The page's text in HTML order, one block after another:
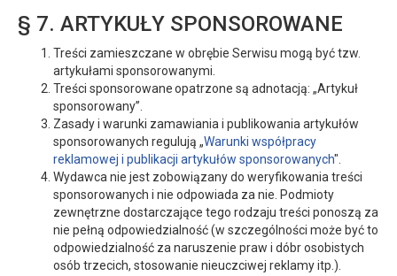
§ 7. ARTYKUŁY SPONSOROWANE
Treści zamieszczane w obrębie Serwisu mogą być tzw.
artykułami sponsorowanymi.
Treści sponsorowane opatrzone są adnotacją: „Artykuł
sponsorowany”.
Zasady i warunki zamawiania i publikowania artykułów
sponsorowanych regulują „Warunki współpracy
reklamowej i publikacji artykułów sponsorowanych".
Wydawca nie jest zobowiązany do weryfikowania treści
sponsorowanych i nie odpowiada za nie. Podmioty
zewnętrzne dostarczające tego rodzaju treści ponoszą za
nie pełną odpowiedzialność (w szczególności może być to
odpowiedzialność za naruszenie praw i dóbr osobistych
osób trzecich, stosowanie nieuczciwej reklamy itp.).